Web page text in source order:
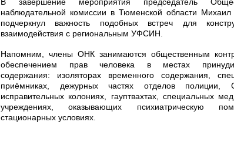
В завершение мероприятия председатель
наблюдательной комиссии в Тюменской области
подчеркнул важность подобных встреч для
взаимодействия с региональным УФСИН.
Напомним, члены ОНК занимаются общественным
обеспечением прав человека в местах
содержания: изоляторах временного содержания,
приёмниках, дежурных частях отделов
исправительных колониях, гауптвахтах, специальных
учреждениях, оказывающих психиатрическую
стационарных условиях.